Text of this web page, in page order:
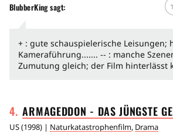
BlubberKingsagt:
+ : gute schauspielerische Leisungen;
Kameraführung....... -- : manche
Zumutung gleich; der Film hinterlässt
4. ARMAGEDDON - DAS JÜNGSTE
US(1998) | Naturkatastrophenfilm, Drama